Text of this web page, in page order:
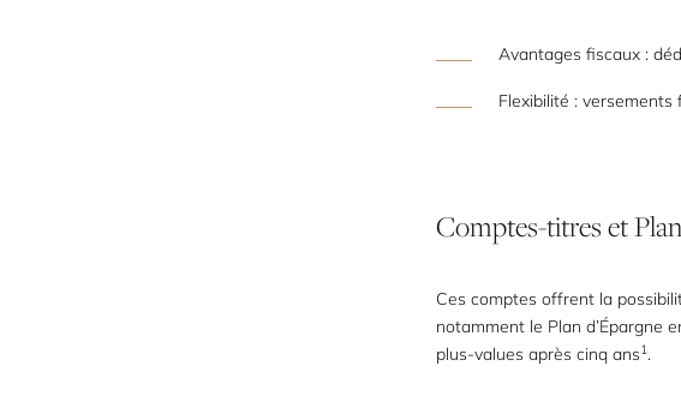
Avantages fiscaux :
Flexibilité :
Comptes-titresetPlan
Ces comptes offrent la
notamment le Plan d’Épargne
plus-values après cinq ans1 .